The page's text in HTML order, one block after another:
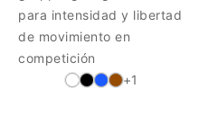
para intensidad y libertad
de movimiento en
competición
+1